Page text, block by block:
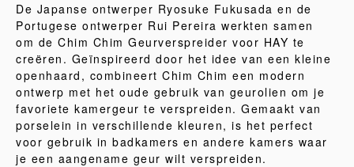
De Japanse ontwerper Ryosuke Fukusada en de
Portugese ontwerper Rui Pereira werkten samen
om de Chim Chim Geurverspreider voor HAY te
creëren. Geïnspireerd door het idee van een kleine
openhaard, combineert Chim Chim een modern
ontwerp met het oude gebruik van geurolien om je
favoriete kamergeur te verspreiden. Gemaakt van
porselein in verschillende kleuren, is het perfect
voor gebruik in badkamers en andere kamers waar
je een aangename geur wilt verspreiden.